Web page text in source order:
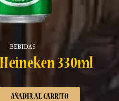
BEBIDAS
330ml
AÑADIR AL CARRITO